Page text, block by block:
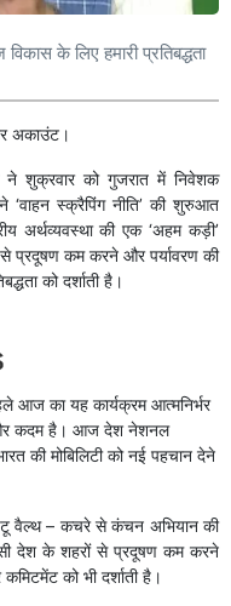
के लिए हमारी प्रतिबद्धता
अकाउंट।
ने शुक्रवार को गुजरात में निवेशक
‘वाहन स्क्रैपिंग नीति’ की शुरुआत
की एक ‘अहम कड़ी’
से प्रदूषण कम करने और पर्यावरण की
को दर्शाती है।
आज का यह कार्यक्रम आत्मनिर्भर
और कदम है। आज देश नेशनल
की मोबिलिटी को नई पहचान देने
टू वैल्थ – कचरे से कंचन अभियान की
देश के शहरों से प्रदूषण कम करने
को भी दर्शाती है।